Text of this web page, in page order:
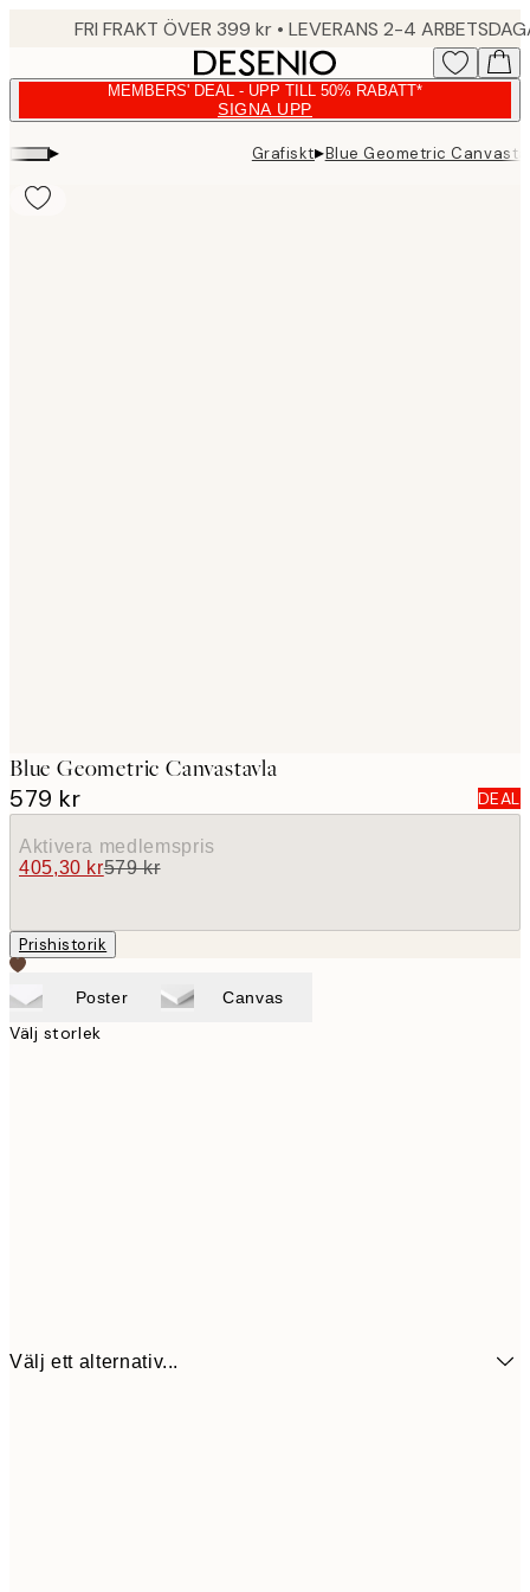
FRI FRAKT ÖVER 399 kr • LEVERANS 2-4
MEMBERS' DEAL - UPP TILL 50% RABATT*
SIGNA UPP
▸ Grafiskt▸Blue Geometric
Blue Geometric Canvastavla
579 kr DEAL
Aktivera medlemspris
405,30 kr579 kr
Prishistorik
Poster Canvas
Välj storlek
Välj ett alternativ...